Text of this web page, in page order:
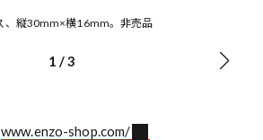
、縦30mm×横16mm。非売品
1 /3
www.enzo-shop.com/